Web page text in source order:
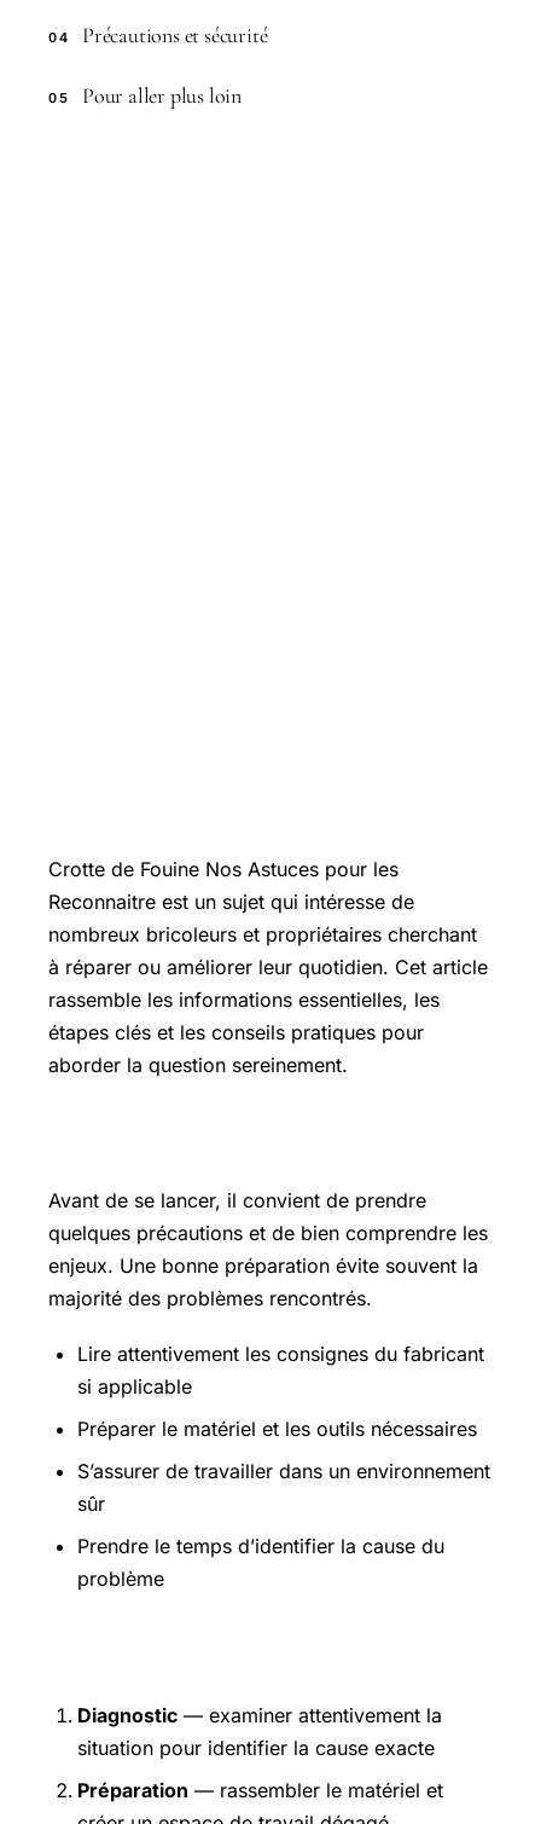
04 Précautions et sécurité
05 Pour aller plus loin
Crotte de Fouine Nos Astuces pour les
Reconnaitre est un sujet qui intéresse de
nombreux bricoleurs et propriétaires cherchant
à réparer ou améliorer leur quotidien. Cet article
rassemble les informations essentielles, les
étapes clés et les conseils pratiques pour
aborder la question sereinement.
Avant de se lancer, il convient de prendre
quelques précautions et de bien comprendre les
enjeux. Une bonne préparation évite souvent la
majorité des problèmes rencontrés.
Lire attentivement les consignes du fabricant
si applicable
Préparer le matériel et les outils nécessaires
S’assurer de travailler dans un environnement
sûr
Prendre le temps d’identifier la cause du
problème
Diagnostic — examiner attentivement la
situation pour identifier la cause exacte
Préparation — rassembler le matériel et